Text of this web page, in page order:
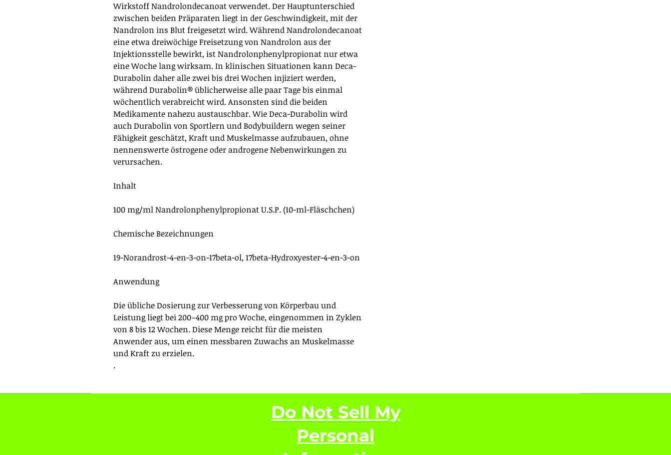
Wirkstoff Nandrolondecanoat verwendet. Der Hauptunterschied
zwischen beiden Präparaten liegt in der Geschwindigkeit, mit der
Nandrolon ins Blut freigesetzt wird. Während Nandrolondecanoat
eine etwa dreiwöchige Freisetzung von Nandrolon aus der
Injektionsstelle bewirkt, ist Nandrolonphenylpropionat nur etwa
eine Woche lang wirksam. In klinischen Situationen kann Deca-
Durabolin daher alle zwei bis drei Wochen injiziert werden,
während Durabolin® üblicherweise alle paar Tage bis einmal
wöchentlich verabreicht wird. Ansonsten sind die beiden
Medikamente nahezu austauschbar. Wie Deca-Durabolin wird
auch Durabolin von Sportlern und Bodybuildern wegen seiner
Fähigkeit geschätzt, Kraft und Muskelmasse aufzubauen, ohne
nennenswerte östrogene oder androgene Nebenwirkungen zu
verursachen.
Inhalt
100 mg/ml Nandrolonphenylpropionat U.S.P. (10-ml-Fläschchen)
Chemische Bezeichnungen
19-Norandrost-4-en-3-on-17beta-ol, 17beta-Hydroxyester-4-en-3-on
Anwendung
Die übliche Dosierung zur Verbesserung von Körperbau und
Leistung liegt bei 200–400 mg pro Woche, eingenommen in Zyklen
von 8 bis 12 Wochen. Diese Menge reicht für die meisten
Anwender aus, um einen messbaren Zuwachs an Muskelmasse
und Kraft zu erzielen.
.
Do Not Sell My
Personal